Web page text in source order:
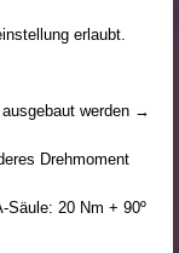
erlaubt.
werden →
Drehmoment
Säule: 20 Nm + 90º